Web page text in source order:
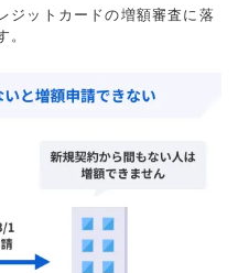
ジットカードの増額審査に落
。